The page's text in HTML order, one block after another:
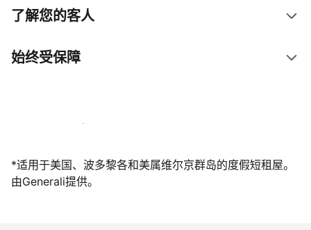
了解您的客人
始终受保障
立即与我们一起迎接客人
*适用于美国、波多黎各和美属维尔京群岛的度假短租屋。
由Generali提供。